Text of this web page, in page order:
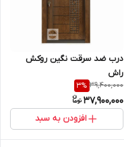
درب ضد سرقت نگین روکش
راش
39,400,000
3%
37,900,000
افزودن به سبد